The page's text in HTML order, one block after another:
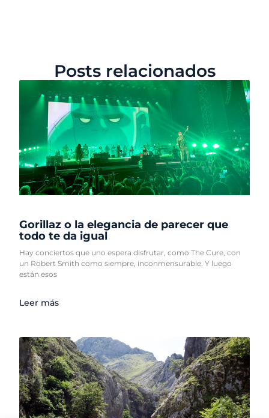
Posts relacionados
Gorillaz o la elegancia de parecer que
todo te da igual
Hay conciertos que uno espera disfrutar, como The Cure, con
un Robert Smith como siempre, inconmensurable. Y luego
están esos
Leer más